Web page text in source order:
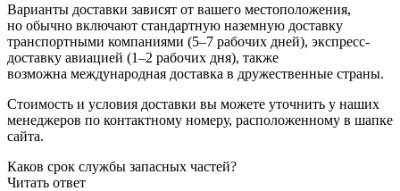
Варианты доставки зависят от вашего местоположения,
но обычно включают стандартную наземную доставку
транспортными компаниями (5–7 рабочих дней), экспресс-
доставку авиацией (1–2 рабочих дня), также
возможна международная доставка в дружественные страны.
Стоимость и условия доставки вы можете уточнить у наших
менеджеров по контактному номеру, расположенному в шапке
сайта.
Каков срок службы запасных частей?
Читать ответ